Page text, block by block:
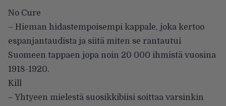
No Cure
– Hieman hidastempoisempi kappale, joka kertoo
espanjantaudista ja siitä miten se rantautui
Suomeen tappaen jopa noin 20 000 ihmistä vuosina
1918-1920.
Kill
– Yhtyeen mielestä suosikkibiisi soittaa varsinkin